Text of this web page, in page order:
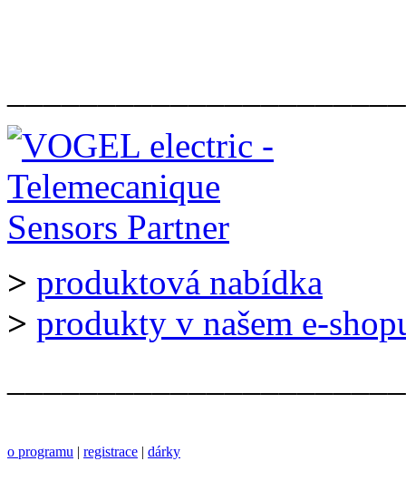
> produktová nabídka
> produkty v našem e-
o programu | registrace | dárky